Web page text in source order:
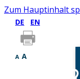
Zum Hauptinhalt
DE EN
A A